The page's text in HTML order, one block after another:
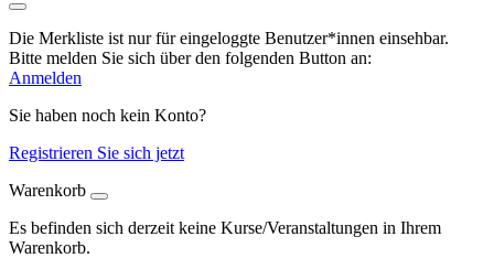
Die Merkliste ist nur für eingeloggte Benutzer*innen einsehbar.
Bitte melden Sie sich über den folgenden Button an:
Anmelden
Sie haben noch kein Konto?
Registrieren Sie sich jetzt
Warenkorb
Es befinden sich derzeit keine Kurse/Veranstaltungen in Ihrem
Warenkorb.